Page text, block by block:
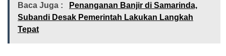
Baca Juga :
Penanganan Banjir di Samarinda,
Subandi Desak Pemerintah Lakukan Langkah
Tepat